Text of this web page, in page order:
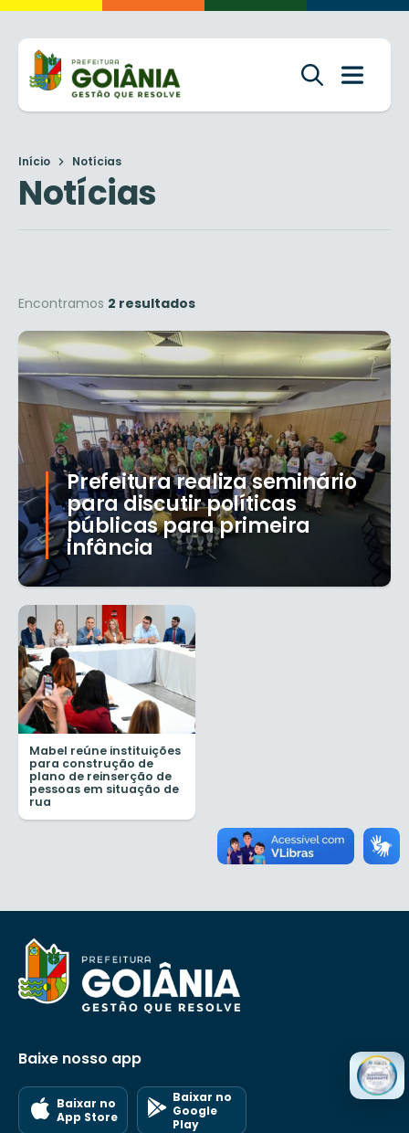
Início Notícias
Notícias
Encontramos 2 resultados
Prefeitura realiza seminário
para discutir políticas
públicas para primeira
infância
Mabel reúne instituições
para construção de
plano de reinserção de
pessoas em situação de
rua
Baixe nosso app
Baixar no
App Store
Baixar no
Google
Play